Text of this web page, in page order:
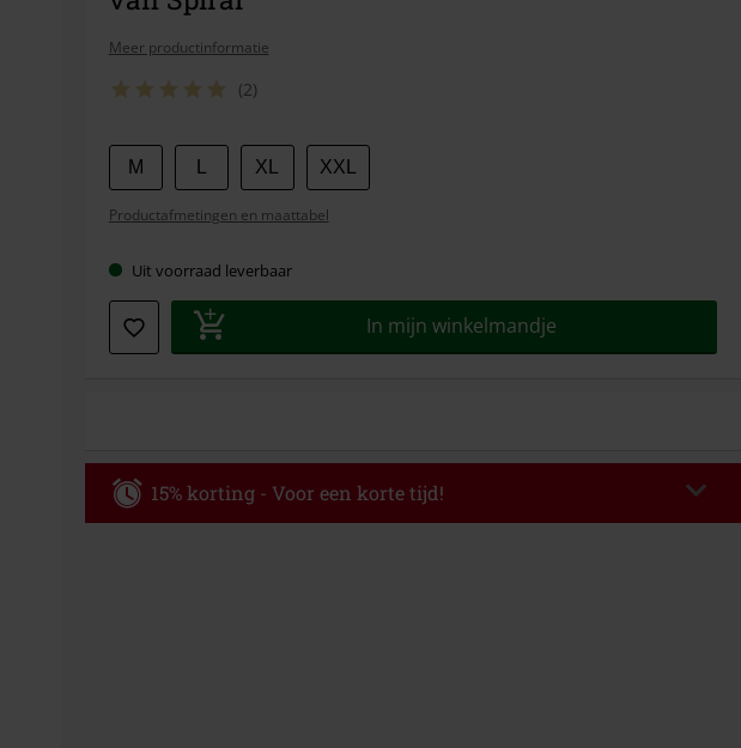
Meer productinformatie
(2)
Kies
je
maat
M XL XXL
Productafmetingen en maattabel
Uit voorraad leverbaar
In mijn winkelmandje
15% korting - Voor een korte tijd!